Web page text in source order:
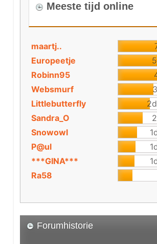
Meeste tijd online
maartj..
Europeetje
Robinn95
Websmurf
Littlebutterfly
Sandra_O
Snowowl
P@ul
***GINA***
Ra58
Forumhistorie